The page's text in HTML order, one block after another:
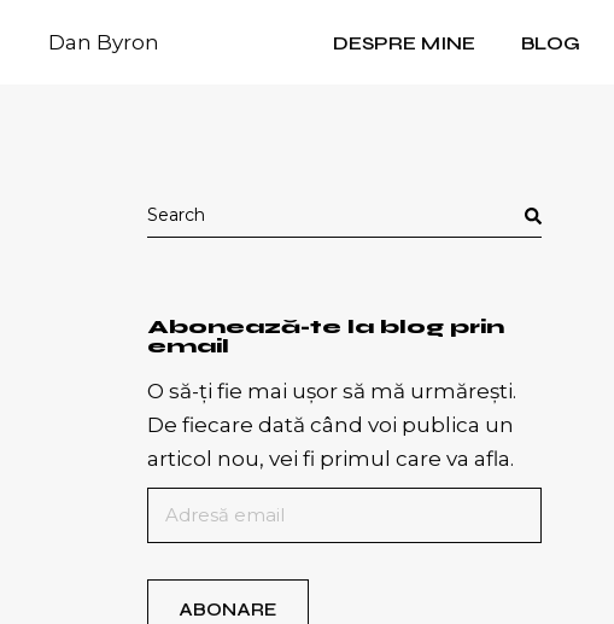
Dan Byron DESPRE MINE BLOG
Search
for:
Abonează-te la blog prin
email
O să-ți fie mai ușor să mă urmărești.
De fiecare dată când voi publica un
articol nou, vei fi primul care va afla.
Adresă
email
ABONARE